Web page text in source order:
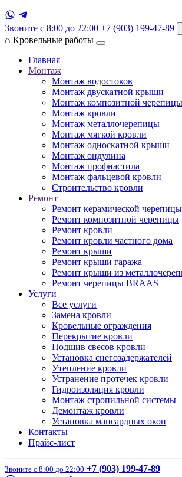
Звоните с 8:00 до 22:00 +7 (903) 199-47-89
⌂ Кровельные работы
Главная
Монтаж
Монтаж водостоков
Монтаж двускатной крыши
Монтаж композитной черепицы
Монтаж кровли
Монтаж металлочерепицы
Монтаж мягкой кровли
Монтаж односкатной крыши
Монтаж ондулина
Монтаж профнастила
Монтаж фальцевой кровли
Строительство кровли
Ремонт
Ремонт керамической черепицы
Ремонт композитной черепицы
Ремонт кровли
Ремонт кровли частного дома
Ремонт крыши
Ремонт крыши гаража
Ремонт крыши из
Ремонт черепицы BRAAS
Услуги
Все услуги
Замена кровли
Кровельные ограждения
Перекрытие кровли
Подшив свесов кровли
Установка снегозадержателей
Утепление кровли
Устранение протечек кровли
Гидроизоляция кровли
Монтаж стропильной системы
Демонтаж кровли
Установка мансардных окон
Контакты
Прайс-лист
Звоните с 8:00 до 22:00 +7 (903) 199-47-89